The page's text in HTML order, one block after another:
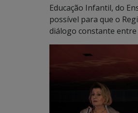
Educação Infantil, do
possível para que o
diálogo constante entre